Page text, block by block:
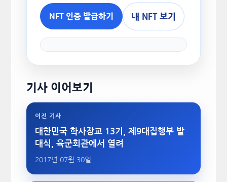
NFT 인증 발급하기 내 NFT 보기
기사 이어보기
이전 기사
대한민국 학사장교 13기, 제9대집행부 발
대식, 육군회관에서 열려
2017년 07월 30일